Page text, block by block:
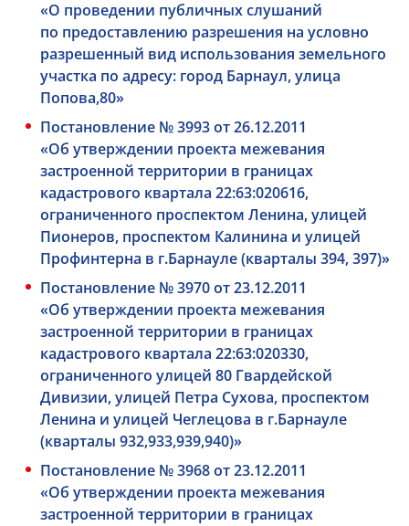
«О проведении публичных слушаний
по предоставлению разрешения на условно
разрешенный вид использования земельного
участка по адресу: город Барнаул, улица
Попова,80»
Постановление № 3993 от 26.12.2011
«Об утверждении проекта межевания
застроенной территории в границах
кадастрового квартала 22:63:020616,
ограниченного проспектом Ленина, улицей
Пионеров, проспектом Калинина и улицей
Профинтерна в г.Барнауле (кварталы 394, 397)»
Постановление № 3970 от 23.12.2011
«Об утверждении проекта межевания
застроенной территории в границах
кадастрового квартала 22:63:020330,
ограниченного улицей 80 Гвардейской
Дивизии, улицей Петра Сухова, проспектом
Ленина и улицей Чеглецова в г.Барнауле
(кварталы 932,933,939,940)»
Постановление № 3968 от 23.12.2011
«Об утверждении проекта межевания
застроенной территории в границах